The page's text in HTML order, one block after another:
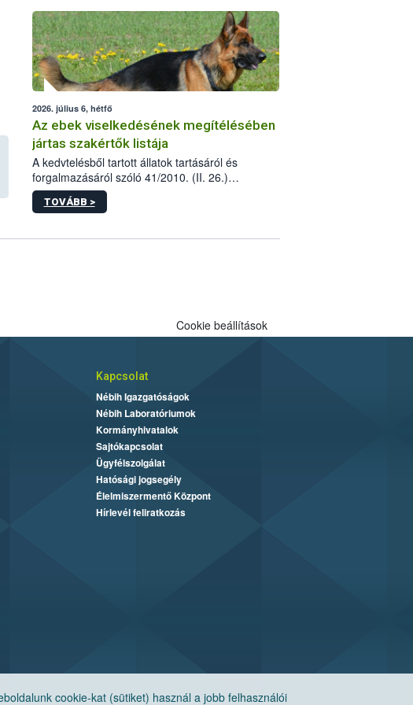
2026. július 6, hétfő
Az ebek viselkedésének megítélésében
jártas szakértők listája
A kedvtelésből tartott állatok tartásáról és
forgalmazásáról szóló 41/2010. (II. 26.)
Korm.rendelet szabályozza az eb okozta fizikai
sérülés, illetve ennek veszélye keletkezésekor
veszélyes eb tartását és annak engedélyezését.
TOVÁBB >
cookie-kat (sütiket) használ a jobb felhasználói
Cookie beállítások
Kapcsolat
Nébih Igazgatóságok
Nébih Laboratóriumok
Kormányhivatalok
Sajtókapcsolat
Ügyfélszolgálat
Hatósági jogsegély
Élelmiszermentő Központ
Hírlevél feliratkozás